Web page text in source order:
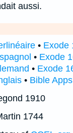
aussi.
• Exode
• Exode
• Exode
• Bible Apps
1910
1744